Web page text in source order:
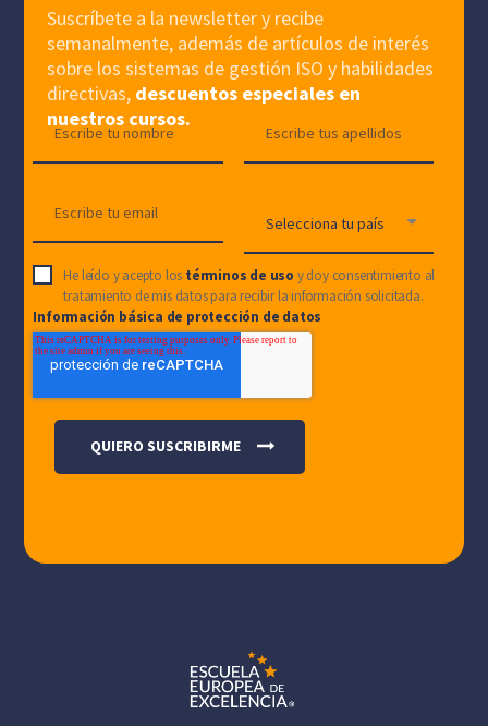
Suscríbete a la newsletter y recibe
semanalmente, además de artículos de interés
sobre los sistemas de gestión ISO y habilidades
directivas, descuentos especiales en
nuestros cursos.
He leído y acepto los términos de uso y doy consentimiento al
tratamiento de mis datos para recibir la información solicitada.
Información básica de protección de datos